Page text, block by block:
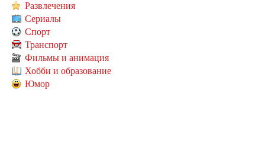
Развлечения
Сериалы
Спорт
Транспорт
Фильмы и анимация
Хобби и образование
Юмор